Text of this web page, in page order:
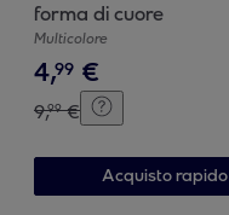
forma di cuore
Multicolore
4,99 €
9,99 €
Acquisto rapido